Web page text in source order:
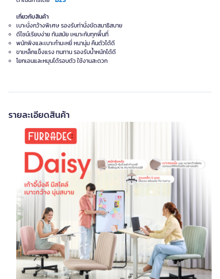
เกี่ยวกับสินค้า
เบาะนั่งกว้างพิเศษ รองรับท่านั่งขัดสมาธิสบาย
ดีไซน์เรียบง่าย ทันสมัย เหมาะกับทุกพื้นที่
พนักพิงและเบาะกำมะหยี่ หนานุ่ม คืนตัวได้ดี
ขาเหล็กแข็งแรง ทนทาน รองรับน้ำหนักได้ดี
โยกเอนและหมุนได้รอบตัว ใช้งานสะดวก
รายละเอียดสินค้า